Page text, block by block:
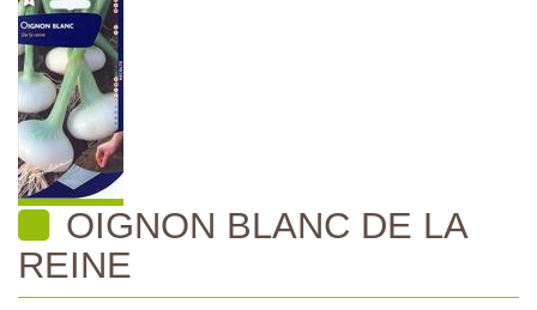
OIGNON BLANC DE LA
REINE